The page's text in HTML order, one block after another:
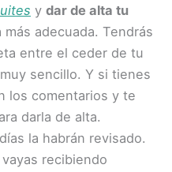
y dar de alta tu
adecuada. Tendrás
entre el ceder de tu
sencillo. Y si tienes
los comentarios y te
darla de alta.
la habrán revisado.
recibiendo